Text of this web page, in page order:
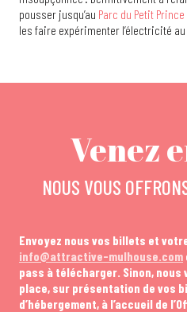
pousser jusqu’au Parc du Petit Prince
les faire expérimenter l’électricité
Venez
NOUS VOUS
Envoyez nous vos billets et
info@attractive-mulhouse.com
pass à télécharger. Sinon,
place, sur présentation de vos
d’hébergement, à l’accueil de